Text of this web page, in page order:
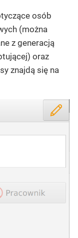
osób
(można
z generacją
oraz
znajdą się na